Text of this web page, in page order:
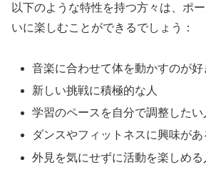
以下のような特性を持つ方々は、ポ
いに楽しむことができるでしょう：
音楽に合わせて体を動かすのが好
新しい挑戦に積極的な人
学習のペースを自分で調整したい
ダンスやフィットネスに興味があ
外見を気にせずに活動を楽しめる